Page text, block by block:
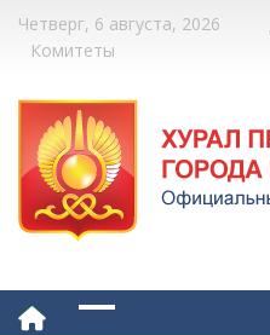
Четверг, 6 августа, 2026
Комитеты